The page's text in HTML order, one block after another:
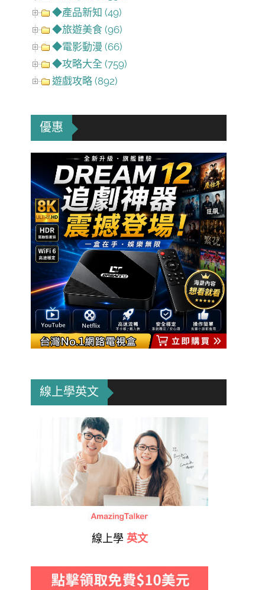
◆產品新知 (49)
◆旅遊美食 (96)
◆電影動漫 (66)
◆攻略大全 (759)
遊戲攻略 (892)
優惠
線上學英文
線上學 英文